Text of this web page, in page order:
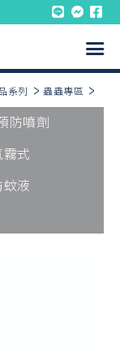
系列 蟲蟲專區
防噴劑
式
蚊液